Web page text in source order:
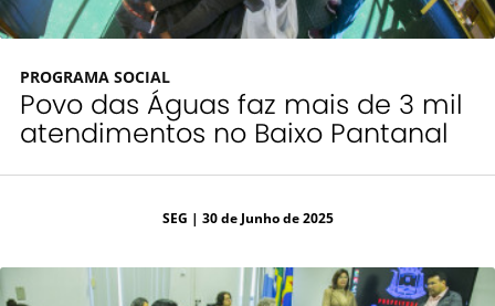
PROGRAMA SOCIAL
Povo das Águas faz mais de 3 mil
atendimentos no Baixo Pantanal
SEG | 30 de Junho de 2025